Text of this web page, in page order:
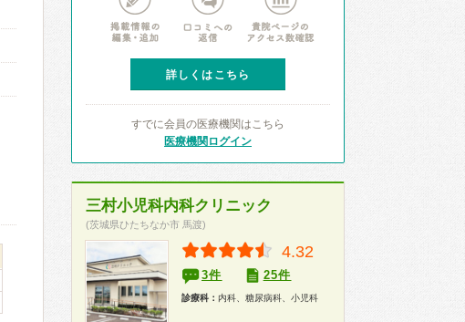
詳しくはこちら
すでに会員の医療機関はこちら
医療機関ログイン
三村小児科内科クリニック
(茨城県ひたちなか市 馬渡)
4.32
3件 25件
診療科： 内科、糖尿病科、小児科